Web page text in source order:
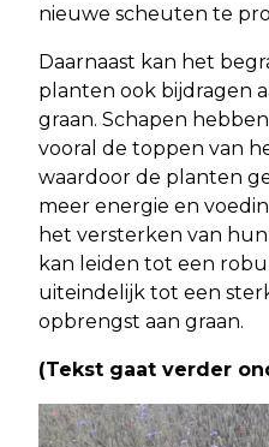
nieuwe scheuten te
Daarnaast kan het
planten ook bijdragen
graan. Schapen
vooral de toppen van
waardoor de planten
meer energie en
het versterken van
kan leiden tot een
uiteindelijk tot een
opbrengst aan graan.
(Tekst gaat verder